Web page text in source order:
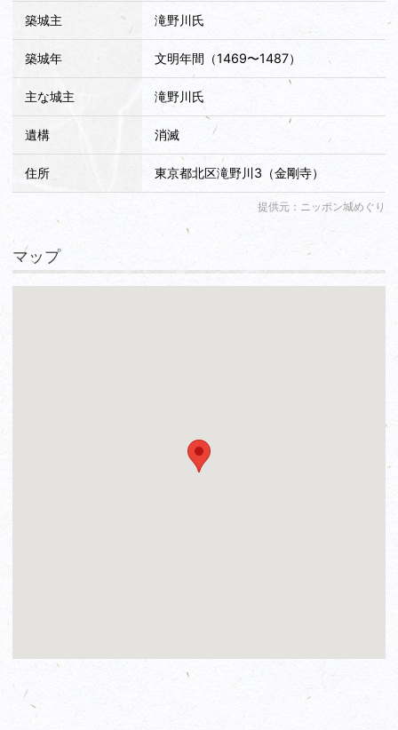
築城主 滝野川氏
築城年 文明年間（1469〜1487）
主な城主 滝野川氏
遺構 消滅
住所 東京都北区滝野川3（金剛寺）
提供元：ニッポン城めぐり
マップ